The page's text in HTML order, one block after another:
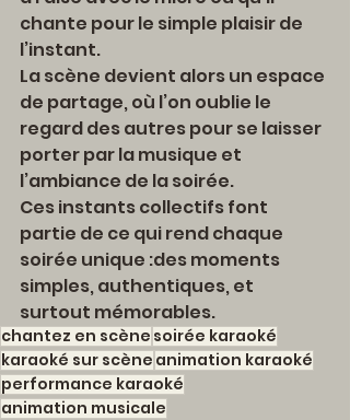
chante pour le simple plaisir de
l’instant.
La scène devient alors un espace
de partage, où l’on oublie le
regard des autres pour se laisser
porter par la musique et
l’ambiance de la soirée.
Ces instants collectifs font
partie de ce qui rend chaque
soirée unique :des moments
simples, authentiques, et
surtout mémorables.
chantez en scène soirée karaoké
karaoké sur scène animation karaoké
performance karaoké
animation musicale